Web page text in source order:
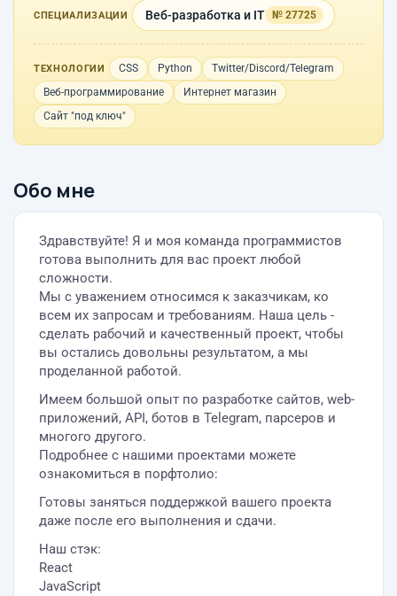
СПЕЦИАЛИЗАЦИИ Веб-разработка и IT № 27725
ТЕХНОЛОГИИ CSS Python
Twitter/Discord/Telegram
Веб-программирование
Интернет магазин
Сайт "под ключ"
Обо мне
Здравствуйте! Я и моя команда программистов
готова выполнить для вас проект любой
сложности.
Мы с уважением относимся к заказчикам, ко
всем их запросам и требованиям. Наша цель -
сделать рабочий и качественный проект, чтобы
вы остались довольны результатом, а мы
проделанной работой.
Имеем большой опыт по разработке сайтов, web-
приложений, API, ботов в Telegram, парсеров и
многого другого.
Подробнее с нашими проектами можете
ознакомиться в порфтолио:
Готовы заняться поддержкой вашего проекта
даже после его выполнения и сдачи.
Наш стэк:
React
JavaScript